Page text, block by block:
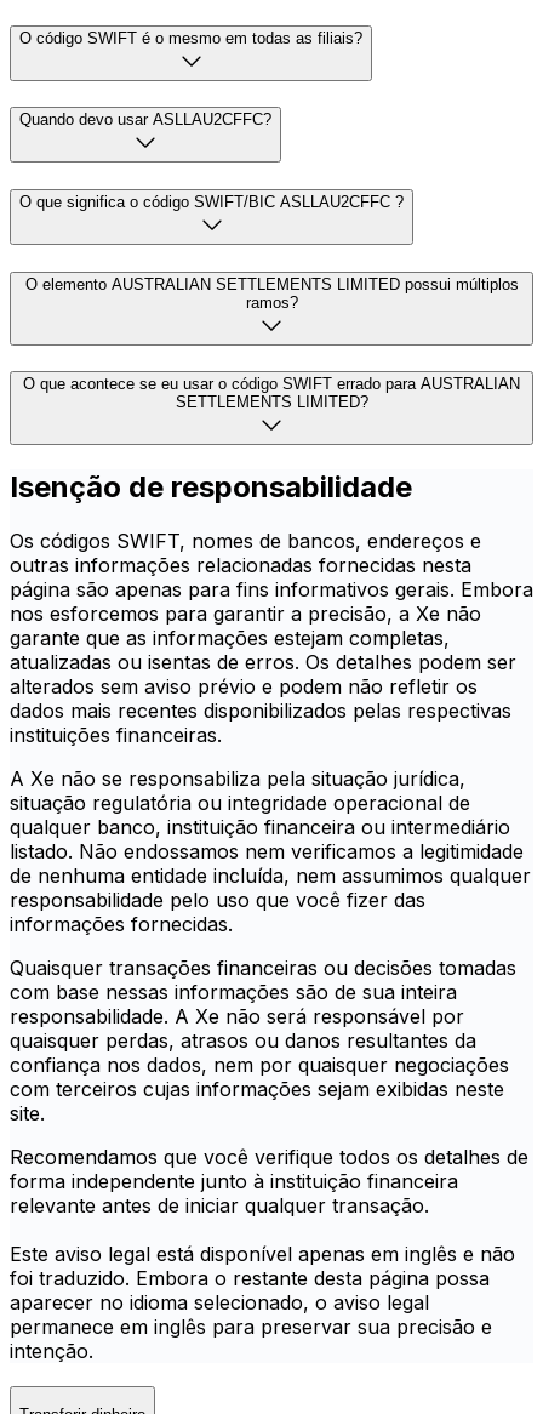
O código SWIFT é o mesmo em todas as filiais?
Quando devo usar ASLLAU2CFFC?
O que significa o código SWIFT/BIC ASLLAU2CFFC ?
O elemento AUSTRALIAN SETTLEMENTS LIMITED possui múltiplos
ramos?
O que acontece se eu usar o código SWIFT errado para AUSTRALIAN
SETTLEMENTS LIMITED?
Isenção de responsabilidade
Os códigos SWIFT, nomes de bancos, endereços e
outras informações relacionadas fornecidas nesta
página são apenas para fins informativos gerais. Embora
nos esforcemos para garantir a precisão, a Xe não
garante que as informações estejam completas,
atualizadas ou isentas de erros. Os detalhes podem ser
alterados sem aviso prévio e podem não refletir os
dados mais recentes disponibilizados pelas respectivas
instituições financeiras.
A Xe não se responsabiliza pela situação jurídica,
situação regulatória ou integridade operacional de
qualquer banco, instituição financeira ou intermediário
listado. Não endossamos nem verificamos a legitimidade
de nenhuma entidade incluída, nem assumimos qualquer
responsabilidade pelo uso que você fizer das
informações fornecidas.
Quaisquer transações financeiras ou decisões tomadas
com base nessas informações são de sua inteira
responsabilidade. A Xe não será responsável por
quaisquer perdas, atrasos ou danos resultantes da
confiança nos dados, nem por quaisquer negociações
com terceiros cujas informações sejam exibidas neste
site.
Recomendamos que você verifique todos os detalhes de
forma independente junto à instituição financeira
relevante antes de iniciar qualquer transação.
Este aviso legal está disponível apenas em inglês e não
foi traduzido. Embora o restante desta página possa
aparecer no idioma selecionado, o aviso legal
permanece em inglês para preservar sua precisão e
intenção.